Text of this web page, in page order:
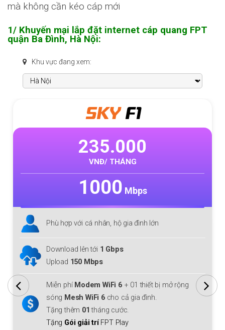
mà không cần kéo cáp mới
1/ Khuyến mại lắp đặt internet cáp quang FPT
quận Ba Đình, Hà Nội:
Khu vực đang xem:
SKYF1
235.000
VNĐ/ THÁNG
1000 Mbps
Phù hợp với cá nhân, hộ gia đình lớn
Download lên tới 1 Gbps
Upload 150 Mbps
Miễn phí Modem WiFi 6 + 01 thiết bị mở rộng
sóng Mesh WiFi 6 cho cả gia đình.
Tặng thêm 01tháng cước.
Tặng Gói giải tríFPT Play